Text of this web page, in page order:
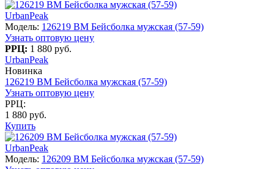
UrbanPeak
Модель: 126219 BM Бейсболка мужская (57-59)
Узнать оптовую цену
РРЦ: 1 880 руб.
UrbanPeak
Новинка
126219 BM Бейсболка мужская (57-59)
Узнать оптовую цену
РРЦ:
1 880 руб.
Купить
UrbanPeak
Модель: 126209 BM Бейсболка мужская (57-59)